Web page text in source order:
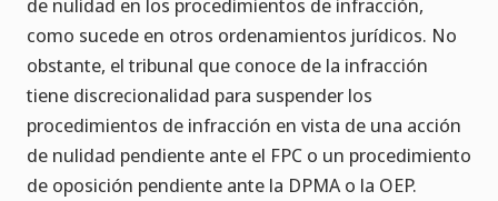
de nulidad en los procedimientos de infracción,
como sucede en otros ordenamientos jurídicos. No
obstante, el tribunal que conoce de la infracción
tiene discrecionalidad para suspender los
procedimientos de infracción en vista de una acción
de nulidad pendiente ante el FPC o un procedimiento
de oposición pendiente ante la DPMA o la OEP.